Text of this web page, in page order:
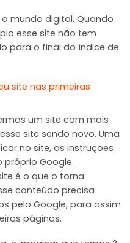
mundo digital. Quando
esse site não tem
para o final do índice de
site nas primeiras
um site com mais
site sendo novo. Uma
no site, as instruções
Google.
é o que o torna
conteúdo precisa
pelo Google, para assim
páginas.